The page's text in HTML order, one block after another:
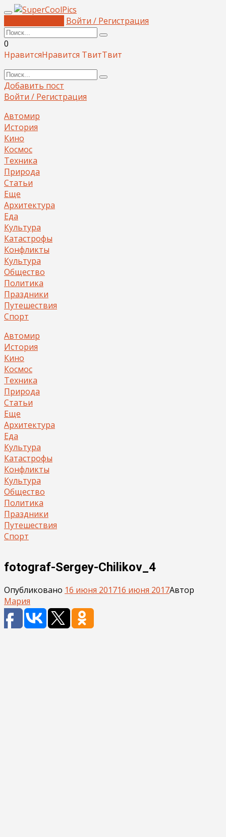
Войти / Регистрация
0
НравитсяНравится ТвитТвит
Добавить пост
Войти / Регистрация
Автомир
История
Кино
Космос
Техника
Природа
Статьи
Еще
Архитектура
Еда
Культура
Катастрофы
Конфликты
Культура
Общество
Политика
Праздники
Путешествия
Спорт
Автомир
История
Кино
Космос
Техника
Природа
Статьи
Еще
Архитектура
Еда
Культура
Катастрофы
Конфликты
Культура
Общество
Политика
Праздники
Путешествия
Спорт
fotograf-Sergey-Chilikov_4
Опубликовано 16 июня 201716 июня 2017Автор
Мария